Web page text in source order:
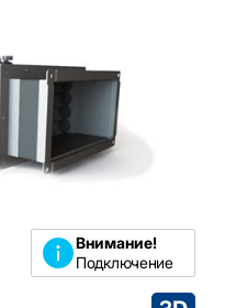
Внимание!
Подключение